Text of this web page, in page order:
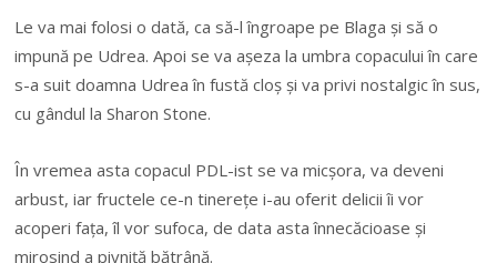
Le va mai folosi o dată, ca să-l îngroape pe Blaga și să o
impună pe Udrea. Apoi se va așeza la umbra copacului în care
s-a suit doamna Udrea în fustă cloș și va privi nostalgic în sus,
cu gândul la Sharon Stone.
În vremea asta copacul PDL-ist se va micșora, va deveni
arbust, iar fructele ce-n tinerețe i-au oferit delicii îi vor
acoperi fața, îl vor sufoca, de data asta înnecăcioase și
mirosind a pivniță bătrână.